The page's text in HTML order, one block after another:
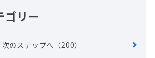
ゴリー
のステップへ （200）